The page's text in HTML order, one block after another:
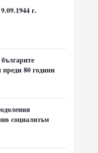
г.
преди 80 години
социализъм